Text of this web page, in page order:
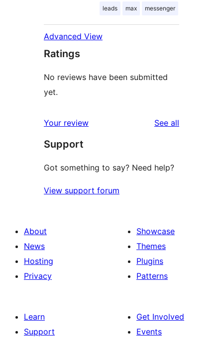
leads max messenger
Advanced View
Ratings
No reviews have been submitted
yet.
Your review See all
Support
Got something to say? Need help?
View support forum
About
News
Hosting
Privacy
Showcase
Themes
Plugins
Patterns
Learn
Support
Get Involved
Events